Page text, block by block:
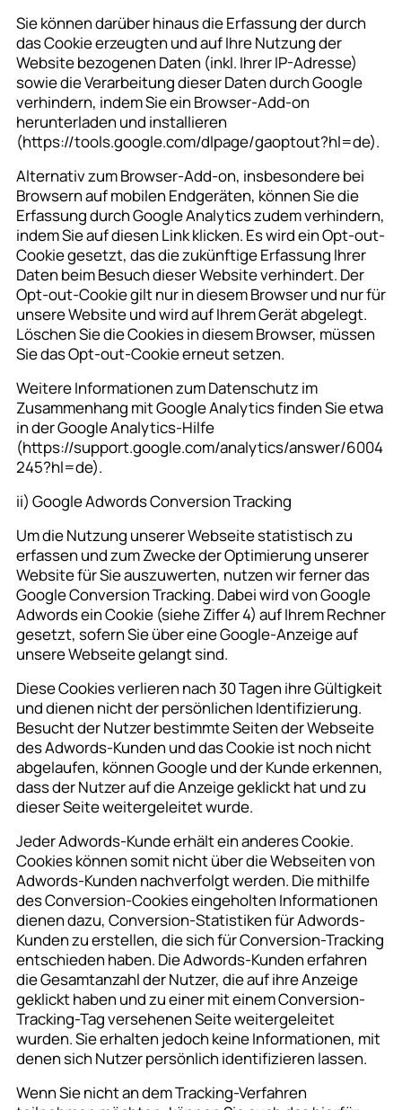
Sie können darüber hinaus die Erfassung der durch
das Cookie erzeugten und auf Ihre Nutzung der
Website bezogenen Daten (inkl. Ihrer IP-Adresse)
sowie die Verarbeitung dieser Daten durch Google
verhindern, indem Sie ein Browser-Add-on
herunterladen und installieren
(https://tools.google.com/dlpage/gaoptout?hl=de).
Alternativ zum Browser-Add-on, insbesondere bei
Browsern auf mobilen Endgeräten, können Sie die
Erfassung durch Google Analytics zudem verhindern,
indem Sie auf diesen Link klicken. Es wird ein Opt-out-
Cookie gesetzt, das die zukünftige Erfassung Ihrer
Daten beim Besuch dieser Website verhindert. Der
Opt-out-Cookie gilt nur in diesem Browser und nur für
unsere Website und wird auf Ihrem Gerät abgelegt.
Löschen Sie die Cookies in diesem Browser, müssen
Sie das Opt-out-Cookie erneut setzen.
Weitere Informationen zum Datenschutz im
Zusammenhang mit Google Analytics finden Sie etwa
in der Google Analytics-Hilfe
(https://support.google.com/analytics/answer/6004
245?hl=de).
ii) Google Adwords Conversion Tracking
Um die Nutzung unserer Webseite statistisch zu
erfassen und zum Zwecke der Optimierung unserer
Website für Sie auszuwerten, nutzen wir ferner das
Google Conversion Tracking. Dabei wird von Google
Adwords ein Cookie (siehe Ziffer 4) auf Ihrem Rechner
gesetzt, sofern Sie über eine Google-Anzeige auf
unsere Webseite gelangt sind.
Diese Cookies verlieren nach 30 Tagen ihre Gültigkeit
und dienen nicht der persönlichen Identifizierung.
Besucht der Nutzer bestimmte Seiten der Webseite
des Adwords-Kunden und das Cookie ist noch nicht
abgelaufen, können Google und der Kunde erkennen,
dass der Nutzer auf die Anzeige geklickt hat und zu
dieser Seite weitergeleitet wurde.
Jeder Adwords-Kunde erhält ein anderes Cookie.
Cookies können somit nicht über die Webseiten von
Adwords-Kunden nachverfolgt werden. Die mithilfe
des Conversion-Cookies eingeholten Informationen
dienen dazu, Conversion-Statistiken für Adwords-
Kunden zu erstellen, die sich für Conversion-Tracking
entschieden haben. Die Adwords-Kunden erfahren
die Gesamtanzahl der Nutzer, die auf ihre Anzeige
geklickt haben und zu einer mit einem Conversion-
Tracking-Tag versehenen Seite weitergeleitet
wurden. Sie erhalten jedoch keine Informationen, mit
denen sich Nutzer persönlich identifizieren lassen.
Wenn Sie nicht an dem Tracking-Verfahren